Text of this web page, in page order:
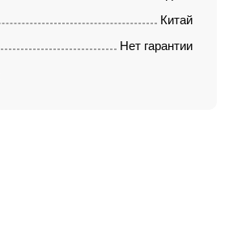
Китай
Нет гарантии